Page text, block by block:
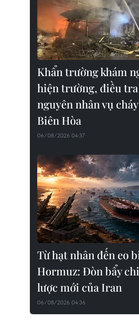
Khẩn trường khám
hiện trường, điều tra
nguyên nhân vụ
Biên Hòa
06/08/2026 04:37
Từ hạt nhân đến eo
Hormuz: Đòn bẩy
lược mới của Iran
06/08/2026 04:36